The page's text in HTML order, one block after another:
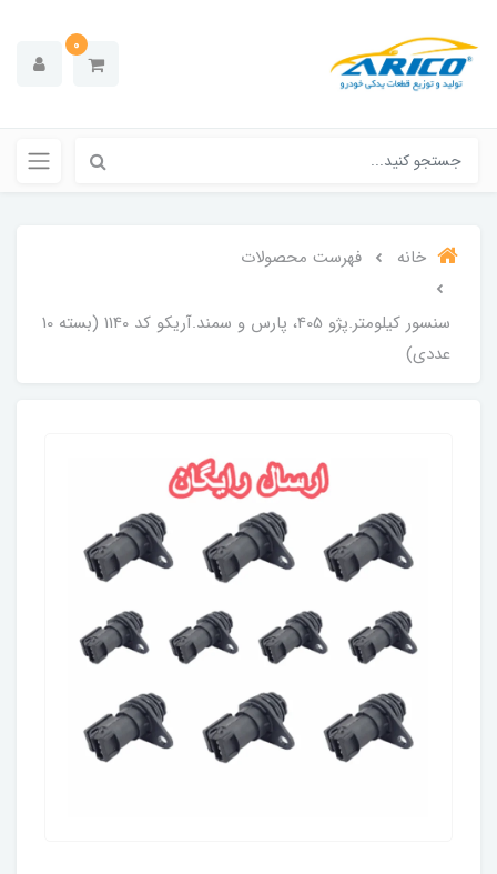
0
خانه فهرست محصولات
سنسور کیلومتر.پژو 405، پارس و سمند.آریکو کد 1140 (بسته 10
عددی)